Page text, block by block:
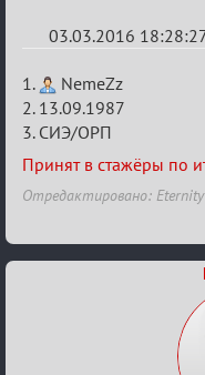
03.03.2016
Re:
Заявки
в
Авторитеты²
1.
NemeZz
2. 13.09.1987
3. СИЭ/ОРП
Принят в стажёры по
Отредактировано: